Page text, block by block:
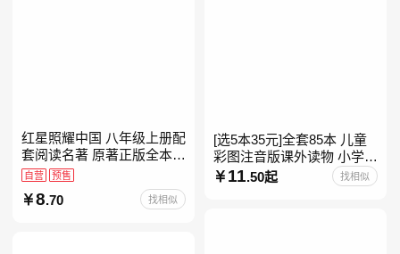
红星照耀中国 八年级上册配
套阅读名著 原著正版全本无
删减 初中生初二课外阅读
自营 预售
8.70 找相似
[选5本35元]全套85本 儿童
彩图注音版课外读物 小学生
低年级一二三年级课外阅读
经典带拼音的故事书一二年
11 .50起 找相似